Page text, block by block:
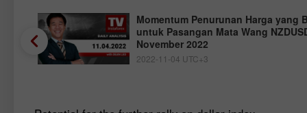
Momentum Penurunan Harga yang
untuk Pasangan Mata Wang
November 2022
2022-11-04 UTC+3